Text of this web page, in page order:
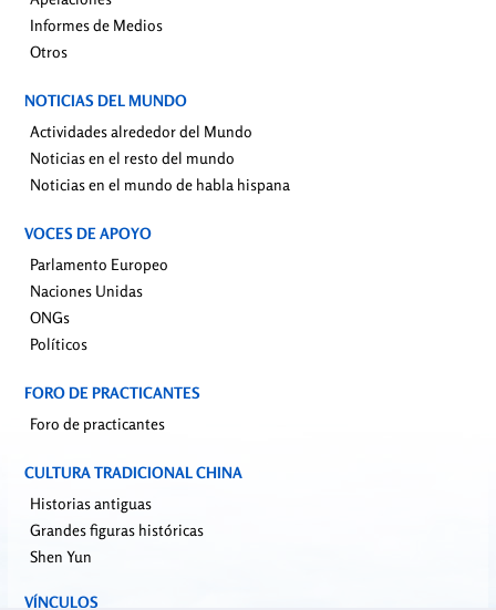
Informes de Medios
Otros
NOTICIAS DEL MUNDO
Actividades alrededor del Mundo
Noticias en el resto del mundo
Noticias en el mundo de habla hispana
VOCES DE APOYO
Parlamento Europeo
Naciones Unidas
ONGs
Políticos
FORO DE PRACTICANTES
Foro de practicantes
CULTURA TRADICIONAL CHINA
Historias antiguas
Grandes figuras históricas
Shen Yun
VÍNCULOS